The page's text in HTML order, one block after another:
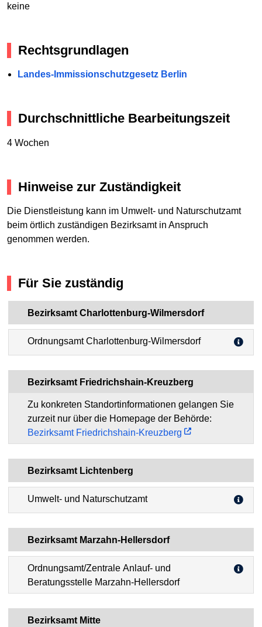
keine
Rechtsgrundlagen
Landes-Immissionschutzgesetz Berlin
Durchschnittliche Bearbeitungszeit
4 Wochen
Hinweise zur Zuständigkeit
Die Dienstleistung kann im Umwelt- und Naturschutzamt
beim örtlich zuständigen Bezirksamt in Anspruch
genommen werden.
Für Sie zuständig
Bezirksamt Charlottenburg-Wilmersdorf
Ordnungsamt Charlottenburg-Wilmersdorf
Bezirksamt Friedrichshain-Kreuzberg
Zu konkreten Standortinformationen gelangen Sie
zurzeit nur über die Homepage der Behörde:
Bezirksamt Friedrichshain-Kreuzberg
Bezirksamt Lichtenberg
Umwelt- und Naturschutzamt
Bezirksamt Marzahn-Hellersdorf
Ordnungsamt/Zentrale Anlauf- und
Beratungsstelle Marzahn-Hellersdorf
Bezirksamt Mitte